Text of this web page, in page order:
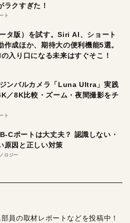
ラクすぎた！
ト
タ版）を試す。Siri AI、ショート
作成ほか、期待大の便利機能5選。
入り口になる未来はすぐそこ！
ンバルカメラ「Luna Ultra」実践
／8K比較・ズーム・夜間撮影をチ
ト
Cポートは大丈夫？ 認識しない・
原因と正しい対策
ロジー
員の取材レポートなどを投稿中！